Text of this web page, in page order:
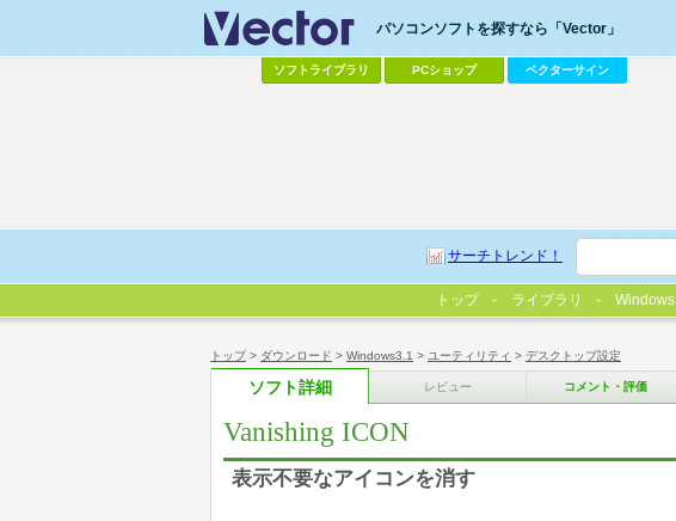
トップ> ダウンロード > Windows3.1 > ユーティリティ > デスクトップ設定
ソフト詳細 レビュー コメント・評価
Vanishing ICON
表示不要なアイコンを消す
パソコンソフトを探すなら「Vector」
ソフトライブラリ PCショップ ベクターサイン
サーチトレンド！
トップ ライブラリ Windows